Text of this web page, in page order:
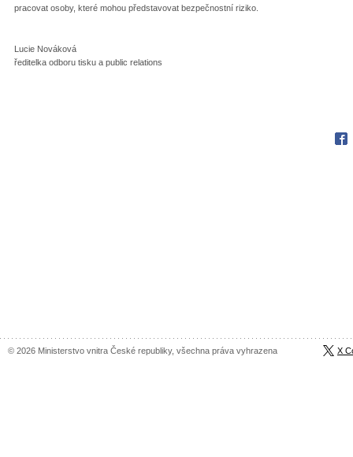
pracovat osoby, které mohou představovat bezpečnostní riziko.
Lucie Nováková
ředitelka odboru tisku a public relations
© 2026 Ministerstvo vnitra České republiky, všechna práva vyhrazena X